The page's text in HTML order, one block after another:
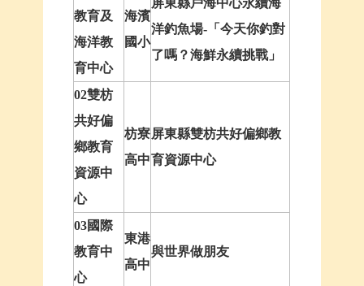
教育及
海洋教
育中心
海濱
國小
屏東縣戶海中心永續海
洋釣魚場-「今天你釣對
了嗎？海鮮永續挑戰」
02雙枋
共好偏
鄉教育
資源中
心
枋寮
高中
屏東縣雙枋共好偏鄉教
育資源中心
03國際
教育中
心
東港
高中
與世界做朋友